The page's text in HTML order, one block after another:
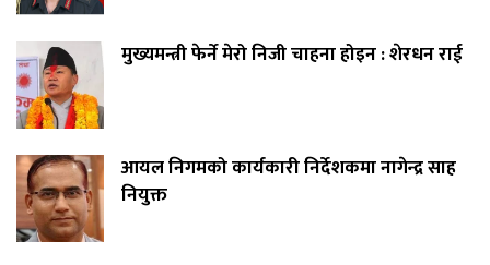
मुख्यमन्त्री फेर्ने मेरो निजी चाहना होइन : शेरधन राई
आयल निगमको कार्यकारी निर्देशकमा नागेन्द्र साह
नियुक्त